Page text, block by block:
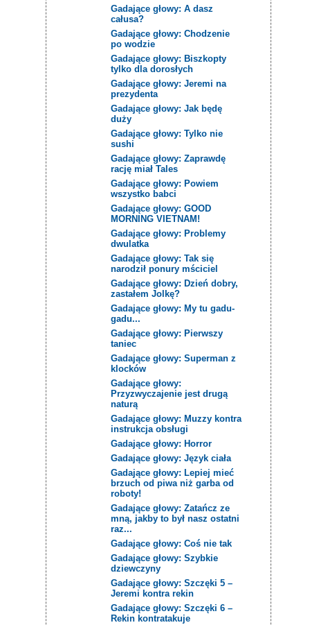
Gadające głowy: A dasz
całusa?
Gadające głowy: Chodzenie
po wodzie
Gadające głowy: Biszkopty
tylko dla dorosłych
Gadające głowy: Jeremi na
prezydenta
Gadające głowy: Jak będę
duży
Gadające głowy: Tylko nie
sushi
Gadające głowy: Zaprawdę
rację miał Tales
Gadające głowy: Powiem
wszystko babci
Gadające głowy: GOOD
MORNING VIETNAM!
Gadające głowy: Problemy
dwulatka
Gadające głowy: Tak się
narodził ponury mściciel
Gadające głowy: Dzień dobry,
zastałem Jolkę?
Gadające głowy: My tu gadu-
gadu...
Gadające głowy: Pierwszy
taniec
Gadające głowy: Superman z
klocków
Gadające głowy:
Przyzwyczajenie jest drugą
naturą
Gadające głowy: Muzzy kontra
instrukcja obsługi
Gadające głowy: Horror
Gadające głowy: Język ciała
Gadające głowy: Lepiej mieć
brzuch od piwa niż garba od
roboty!
Gadające głowy: Zatańcz ze
mną, jakby to był nasz ostatni
raz...
Gadające głowy: Coś nie tak
Gadające głowy: Szybkie
dziewczyny
Gadające głowy: Szczęki 5 –
Jeremi kontra rekin
Gadające głowy: Szczęki 6 –
Rekin kontratakuje